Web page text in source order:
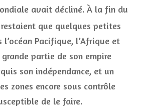
avait décliné. À la fin du
que quelques petites
l’océan Pacifique, l’Afrique et
partie de son empire
son indépendance, et un
zones encore sous contrôle
de le faire.